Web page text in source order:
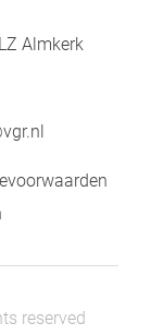
Almkerk
reserved